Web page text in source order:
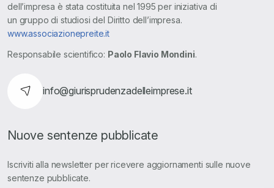
dell’impresa è stata costituita nel 1995 per iniziativa di
un gruppo di studiosi del Diritto dell’impresa.
www.associazionepreite.it
Responsabile scientifico: Paolo Flavio Mondini.
info@giurisprudenzadelleimprese.it
Nuove sentenze pubblicate
Iscriviti alla newsletter per ricevere aggiornamenti sulle nuove
sentenze pubblicate.